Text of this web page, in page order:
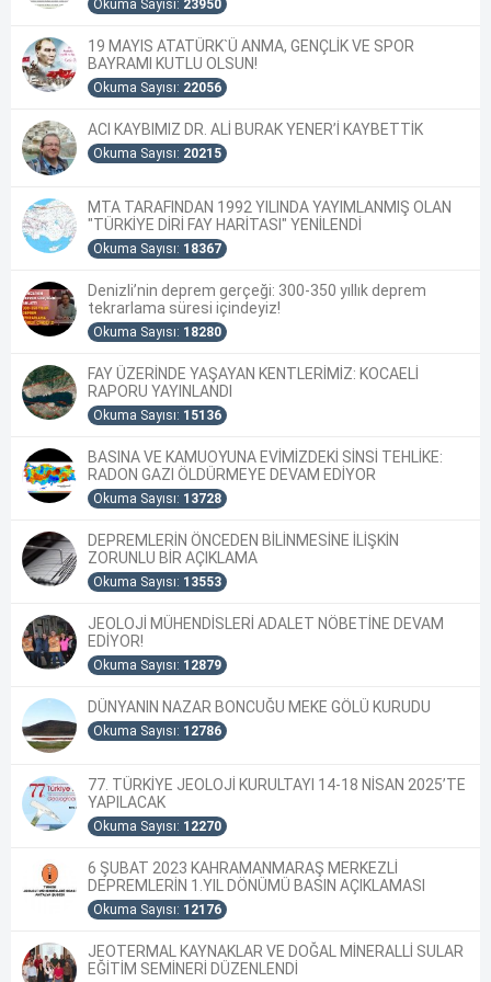
Okuma Sayısı: 23950
19 MAYIS ATATÜRK`Ü ANMA, GENÇLİK VE SPOR
BAYRAMI KUTLU OLSUN!
Okuma Sayısı: 22056
ACI KAYBIMIZ DR. ALİ BURAK YENER’İ KAYBETTİK
Okuma Sayısı: 20215
MTA TARAFINDAN 1992 YILINDA YAYIMLANMIŞ OLAN
"TÜRKİYE DİRİ FAY HARİTASI" YENİLENDİ
Okuma Sayısı: 18367
Denizli’nin deprem gerçeği: 300-350 yıllık deprem
tekrarlama süresi içindeyiz!
Okuma Sayısı: 18280
FAY ÜZERİNDE YAŞAYAN KENTLERİMİZ: KOCAELİ
RAPORU YAYINLANDI
Okuma Sayısı: 15136
BASINA VE KAMUOYUNA EVİMİZDEKİ SİNSİ TEHLİKE:
RADON GAZI ÖLDÜRMEYE DEVAM EDİYOR
Okuma Sayısı: 13728
DEPREMLERİN ÖNCEDEN BİLİNMESİNE İLİŞKİN
ZORUNLU BİR AÇIKLAMA
Okuma Sayısı: 13553
JEOLOJİ MÜHENDİSLERİ ADALET NÖBETİNE DEVAM
EDİYOR!
Okuma Sayısı: 12879
DÜNYANIN NAZAR BONCUĞU MEKE GÖLÜ KURUDU
Okuma Sayısı: 12786
77. TÜRKİYE JEOLOJİ KURULTAYI 14-18 NİSAN 2025’TE
YAPILACAK
Okuma Sayısı: 12270
6 ŞUBAT 2023 KAHRAMANMARAŞ MERKEZLİ
DEPREMLERİN 1.YIL DÖNÜMÜ BASIN AÇIKLAMASI
Okuma Sayısı: 12176
JEOTERMAL KAYNAKLAR VE DOĞAL MİNERALLİ SULAR
EĞİTİM SEMİNERİ DÜZENLENDİ